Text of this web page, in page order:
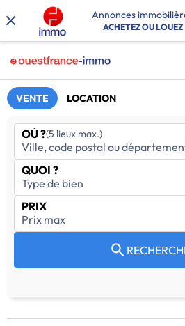
Annonces
ACHETEZ OU LOUEZ
VENTE LOCATION
OÙ ?(5 lieux max.)
QUOI ?
PRIX